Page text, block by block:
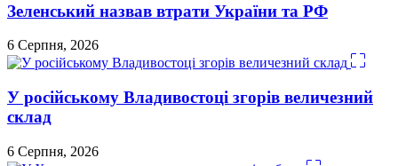
Зеленський назвав втрати України та РФ
6 Серпня, 2026
У російському Владивостоці згорів величезний
склад
6 Серпня, 2026